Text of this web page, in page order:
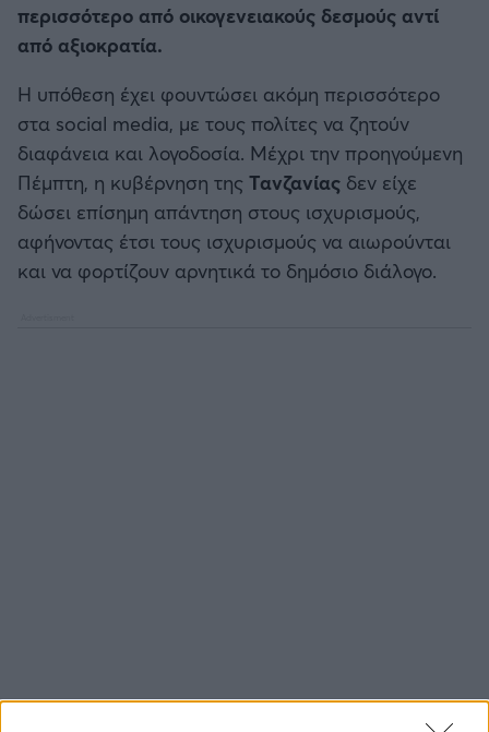
περισσότερο από οικογενειακούς δεσμούς αντί
από αξιοκρατία.
Η υπόθεση έχει φουντώσει ακόμη περισσότερο
στα social media, με τους πολίτες να ζητούν
διαφάνεια και λογοδοσία. Μέχρι την προηγούμενη
Πέμπτη, η κυβέρνηση της Τανζανίας δεν είχε
δώσει επίσημη απάντηση στους ισχυρισμούς,
αφήνοντας έτσι τους ισχυρισμούς να αιωρούνται
και να φορτίζουν αρνητικά το δημόσιο διάλογο.